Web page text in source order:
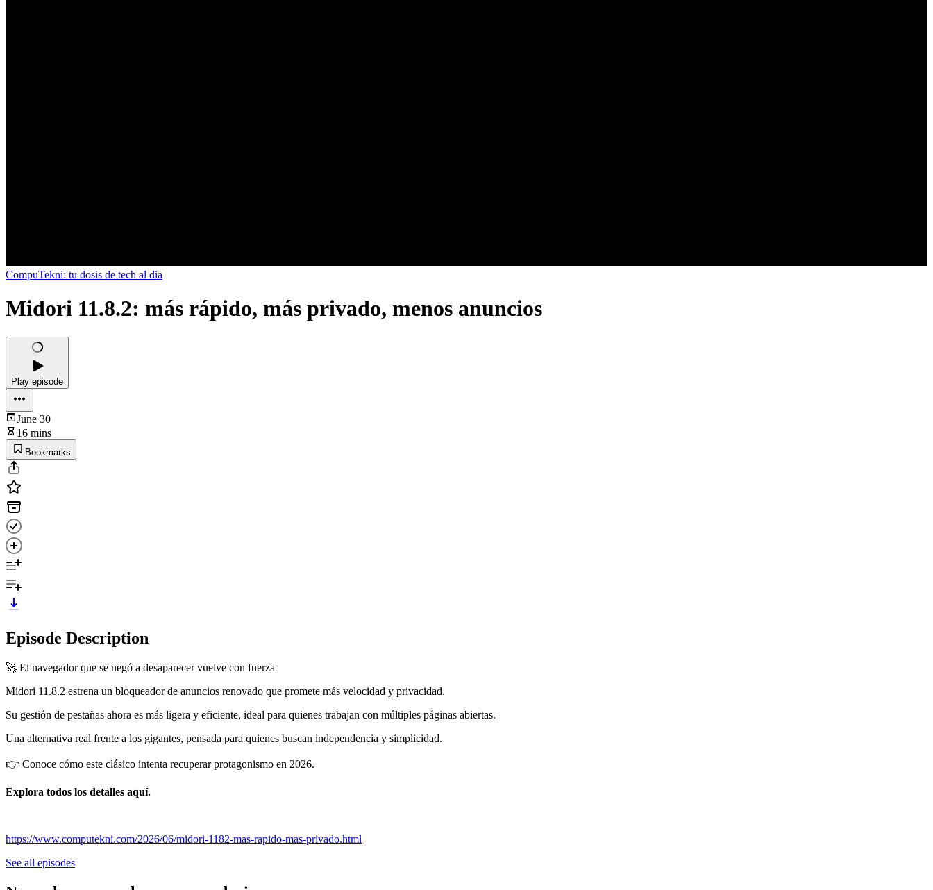
CompuTekni: tu dosis de tech al dia
Midori 11.8.2: más rápido, más privado, menos anuncios
Play episode
June 30
16 mins
Bookmarks
Episode Description
🚀 El navegador que se negó a desaparecer vuelve con fuerza
Midori 11.8.2 estrena un bloqueador de anuncios renovado que promete más velocidad y privacidad.
Su gestión de pestañas ahora es más ligera y eficiente, ideal para quienes trabajan con múltiples páginas abiertas.
Una alternativa real frente a los gigantes, pensada para quienes buscan independencia y simplicidad.
👉 Conoce cómo este clásico intenta recuperar protagonismo en 2026.
Explora todos los detalles aquí.
https://www.computekni.com/2026/06/midori-1182-mas-rapido-mas-privado.html
See all episodes